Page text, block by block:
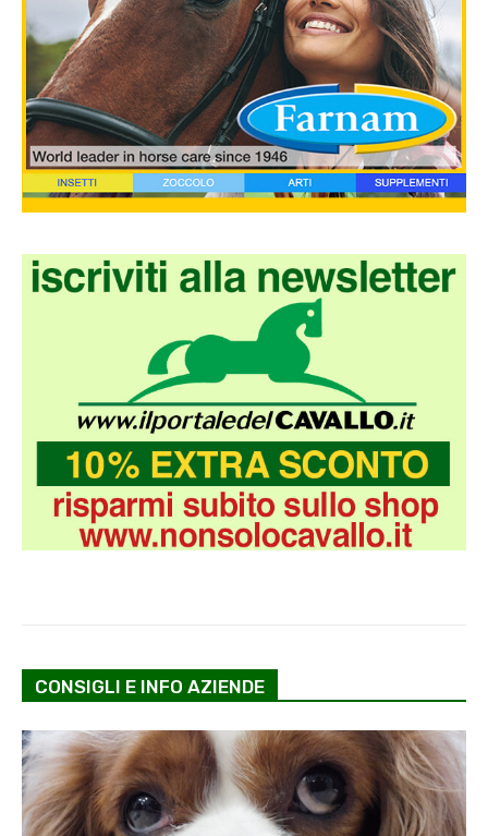
CONSIGLI E INFO AZIENDE